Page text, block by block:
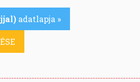
adatlapja »